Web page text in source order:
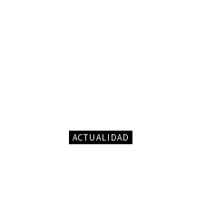
ACTUALIDAD